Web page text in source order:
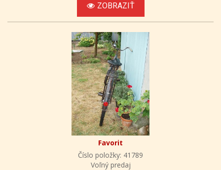
ZOBRAZIŤ
Favorit
Číslo položky: 41789
Voľný predaj